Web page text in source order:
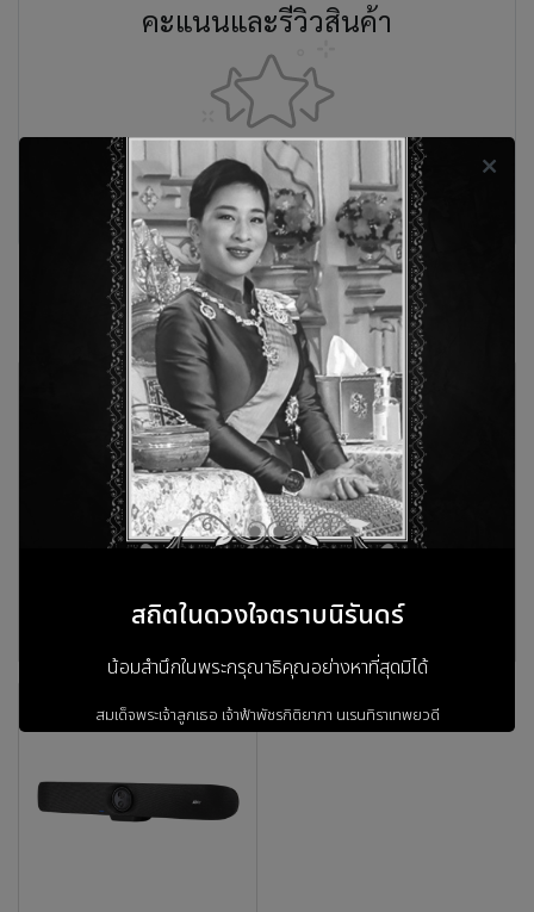
คะแนนและรีวิวสินค้า
ยังไม่มีคะแนนและรีวิว เป็นคนแรกที่แสดงความคิดเห็น
รีวิว
สินค้าที่เกี่ยวข้อง
AVer VB342 Pro AVer VB350
สถิตในดวงใจตราบนิรันดร์
น้อมสำนึกในพระกรุณาธิคุณอย่างหาที่สุดมิได้
สมเด็จพระเจ้าลูกเธอ เจ้าฟ้าพัชรกิติยาภา นเรนทิราเทพยวดี